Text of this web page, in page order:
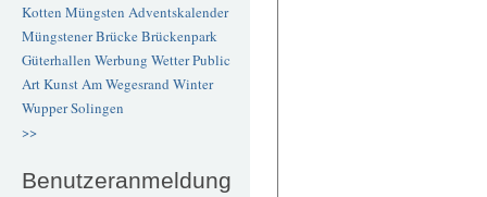
Kotten Müngsten Adventskalender
Müngstener BrückeBrückenpark
Güterhallen Werbung WetterPublic
ArtKunstAm Wegesrand Winter
WupperSolingen
>>
Benutzeranmeldung